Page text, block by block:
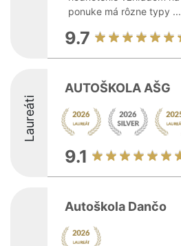
ponuke má rôzne typy ...
9.7
Laureáti
AUTOŠKOLA AŠG
9.1
Autoškola Dančo